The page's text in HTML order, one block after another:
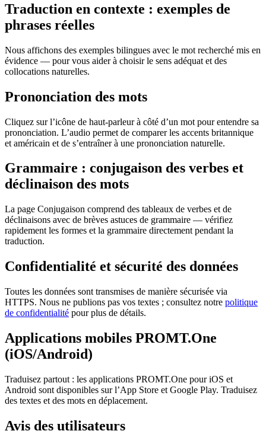
Traduction en contexte : exemples de
phrases réelles
Nous affichons des exemples bilingues avec le mot recherché mis en
évidence — pour vous aider à choisir le sens adéquat et des
collocations naturelles.
Prononciation des mots
Cliquez sur l’icône de haut-parleur à côté d’un mot pour entendre sa
prononciation. L’audio permet de comparer les accents britannique
et américain et de s’entraîner à une prononciation naturelle.
Grammaire : conjugaison des verbes et
déclinaison des mots
La page Conjugaison comprend des tableaux de verbes et de
déclinaisons avec de brèves astuces de grammaire — vérifiez
rapidement les formes et la grammaire directement pendant la
traduction.
Confidentialité et sécurité des données
Toutes les données sont transmises de manière sécurisée via
HTTPS. Nous ne publions pas vos textes ; consultez notre politique
de confidentialité pour plus de détails.
Applications mobiles PROMT.One
(iOS/Android)
Traduisez partout : les applications PROMT.One pour iOS et
Android sont disponibles sur l’App Store et Google Play. Traduisez
des textes et des mots en déplacement.
Avis des utilisateurs